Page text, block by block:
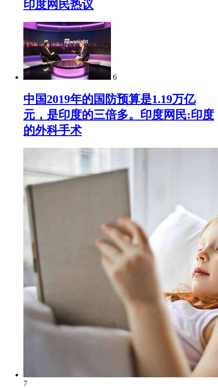
印度网民热议
6
中国2019年的国防预算是1.19万亿
元，是印度的三倍多。印度网民:印度
的外科手术
7